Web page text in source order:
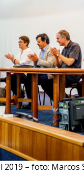
2019 – foto: Marcos